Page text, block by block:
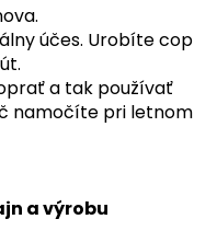
účes. Urobíte cop
a tak používať
namočíte pri letnom
a výrobu